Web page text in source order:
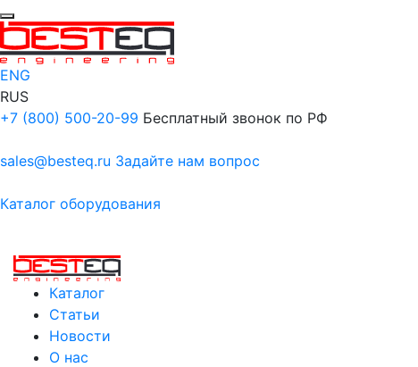
ENG
RUS
+7 (800) 500-20-99 Бесплатный звонок по РФ
sales@besteq.ru Задайте нам вопрос
Каталог оборудования
Каталог
Статьи
Новости
О нас